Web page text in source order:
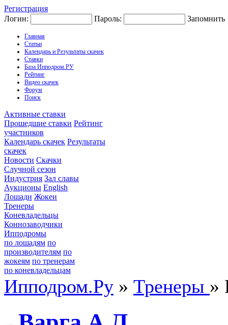
Регистрация
Логин:
Пароль: Запомнить
Главная
Статьи
Календарь и Результаты скачек
Ставки
База Ипподром.РУ
Рейтинг
Видео скачек
Форум
Поиск
Активные ставки
Прошедшие ставки Рейтинг
участников
Календарь скачек Результаты
скачек
Новости Скачки
Случной сезон
Индустрия Зал славы
Аукционы English
Лошади Жокеи
Тренеры
Коневладельцы
Коннозаводчики
Ипподромы
по лошадям по
производителям по
жокеям по тренерам
по коневладельцам
Ипподром.Ру » Тренеры »